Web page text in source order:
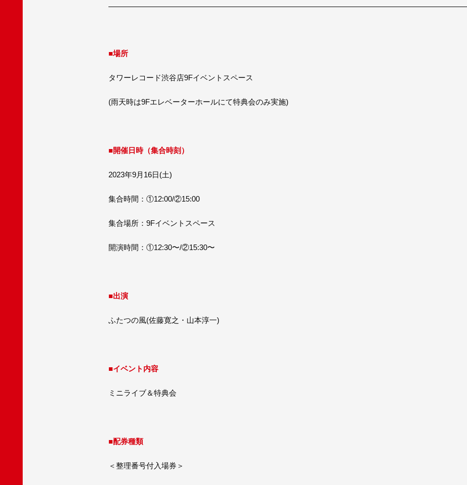
■場所
タワーレコード渋谷店9Fイベントスペース
(雨天時は9Fエレベーターホールにて特典会のみ実施)
■開催日時（集合時刻）
2023年9月16日(土)
集合時間：①12:00/②15:00
集合場所：9Fイベントスペース
開演時間：①12:30〜/②15:30〜
■出演
ふたつの風(佐藤寛之・山本淳一)
■イベント内容
ミニライブ＆特典会
■配券種類
＜整理番号付入場券＞